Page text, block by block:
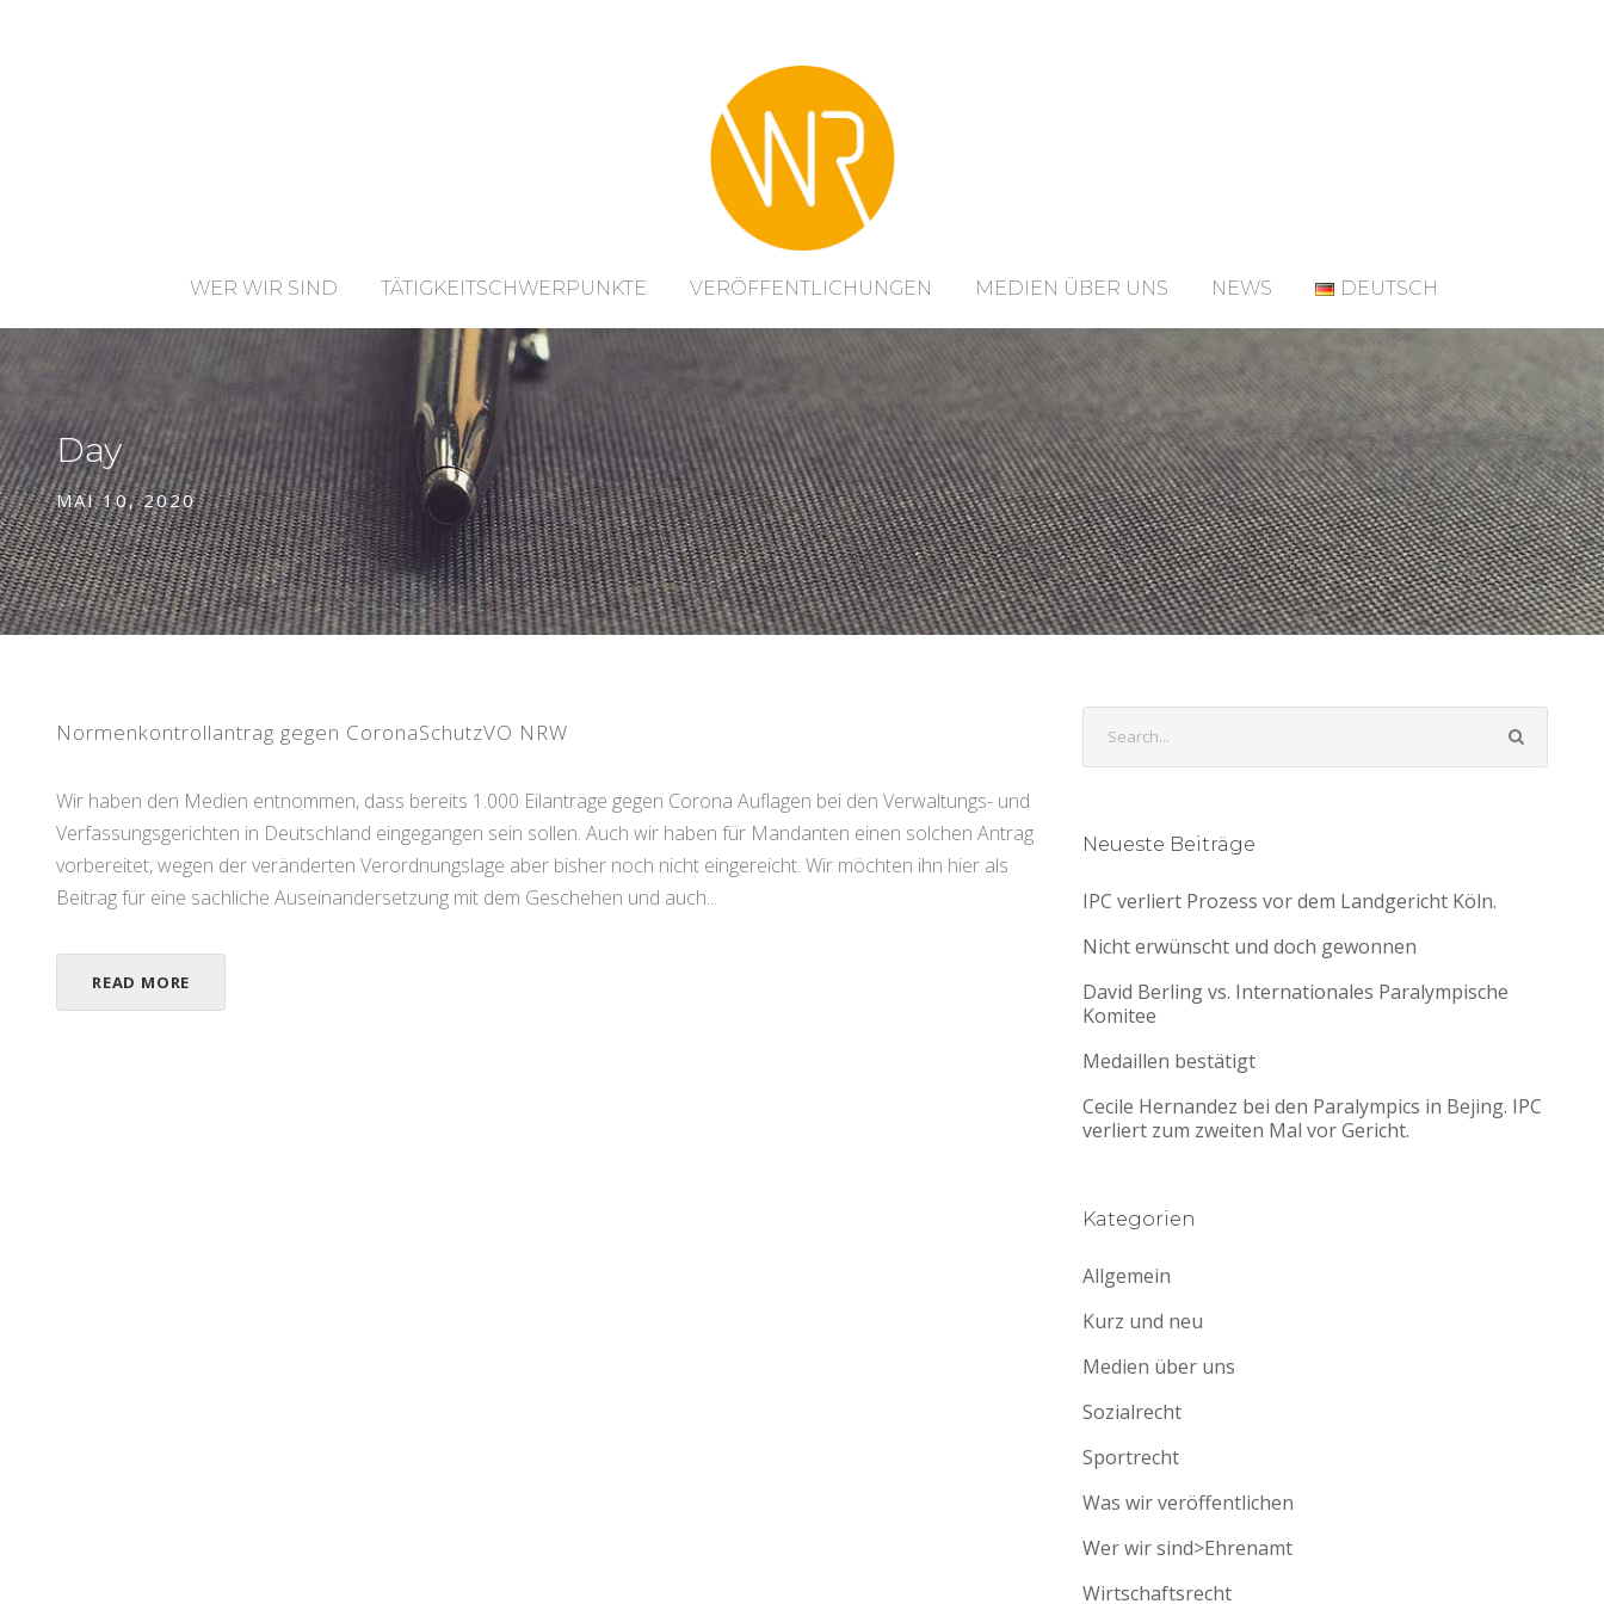
WER WIR SIND TÄTIGKEITSCHWERPUNKTE VERÖFFENTLICHUNGEN MEDIEN ÜBER UNS NEWS DEUTSCH
Day
MAI 10, 2020
Normenkontrollantrag gegen CoronaSchutzVO NRW
Wir haben den Medien entnommen, dass bereits 1.000 Eilanträge gegen Corona Auflagen bei den Verwaltungs- und
Verfassungsgerichten in Deutschland eingegangen sein sollen. Auch wir haben für Mandanten einen solchen Antrag
vorbereitet, wegen der veränderten Verordnungslage aber bisher noch nicht eingereicht. Wir möchten ihn hier als
Beitrag für eine sachliche Auseinandersetzung mit dem Geschehen und auch...
READ MORE
Neueste Beiträge
IPC verliert Prozess vor dem Landgericht Köln.
Nicht erwünscht und doch gewonnen
David Berling vs. Internationales Paralympische
Komitee
Medaillen bestätigt
Cecile Hernandez bei den Paralympics in Bejing. IPC
verliert zum zweiten Mal vor Gericht.
Kategorien
Allgemein
Kurz und neu
Medien über uns
Sozialrecht
Sportrecht
Was wir veröffentlichen
Wer wir sind>Ehrenamt
Wirtschaftsrecht